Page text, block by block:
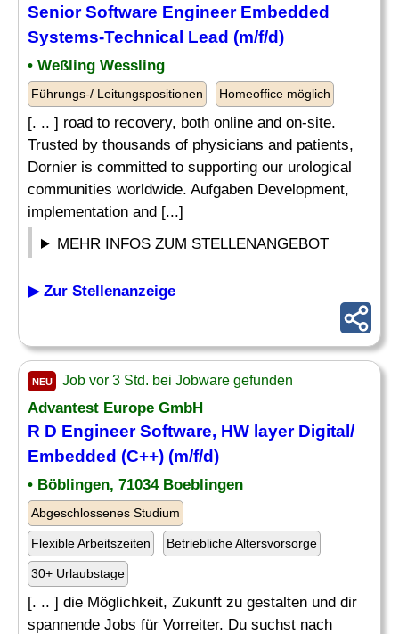
SeniorSoftware Engineer Embedded
Systems-Technical Lead (m/f/d)
• Weßling Wessling
Führungs-/ Leitungspositionen Homeoffice möglich
[. .. ] road to recovery, both online and on-site.
Trusted by thousands of physicians and patients,
Dornier is committed to supporting our urological
communities worldwide. Aufgaben Development,
implementation and [...]
MEHR INFOS ZUM STELLENANGEBOT
▶ Zur Stellenanzeige
NEU Job vor 3 Std. bei Jobware gefunden
Advantest Europe GmbH
R D Engineer Software, HW layer Digital/
Embedded (C++) (m/f/d)
• Böblingen, 71034 Boeblingen
Abgeschlossenes Studium
Flexible Arbeitszeiten Betriebliche Altersvorsorge
30+ Urlaubstage
[. .. ] die Möglichkeit, Zukunft zu gestalten und dir
spannende Jobs für Vorreiter. Du suchst nach